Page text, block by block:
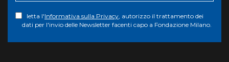
letta l'Informativa sulla Privacy, autorizzo il trattamento dei
dati per l'invio delle Newsletter facenti capo a Fondazione Milano.